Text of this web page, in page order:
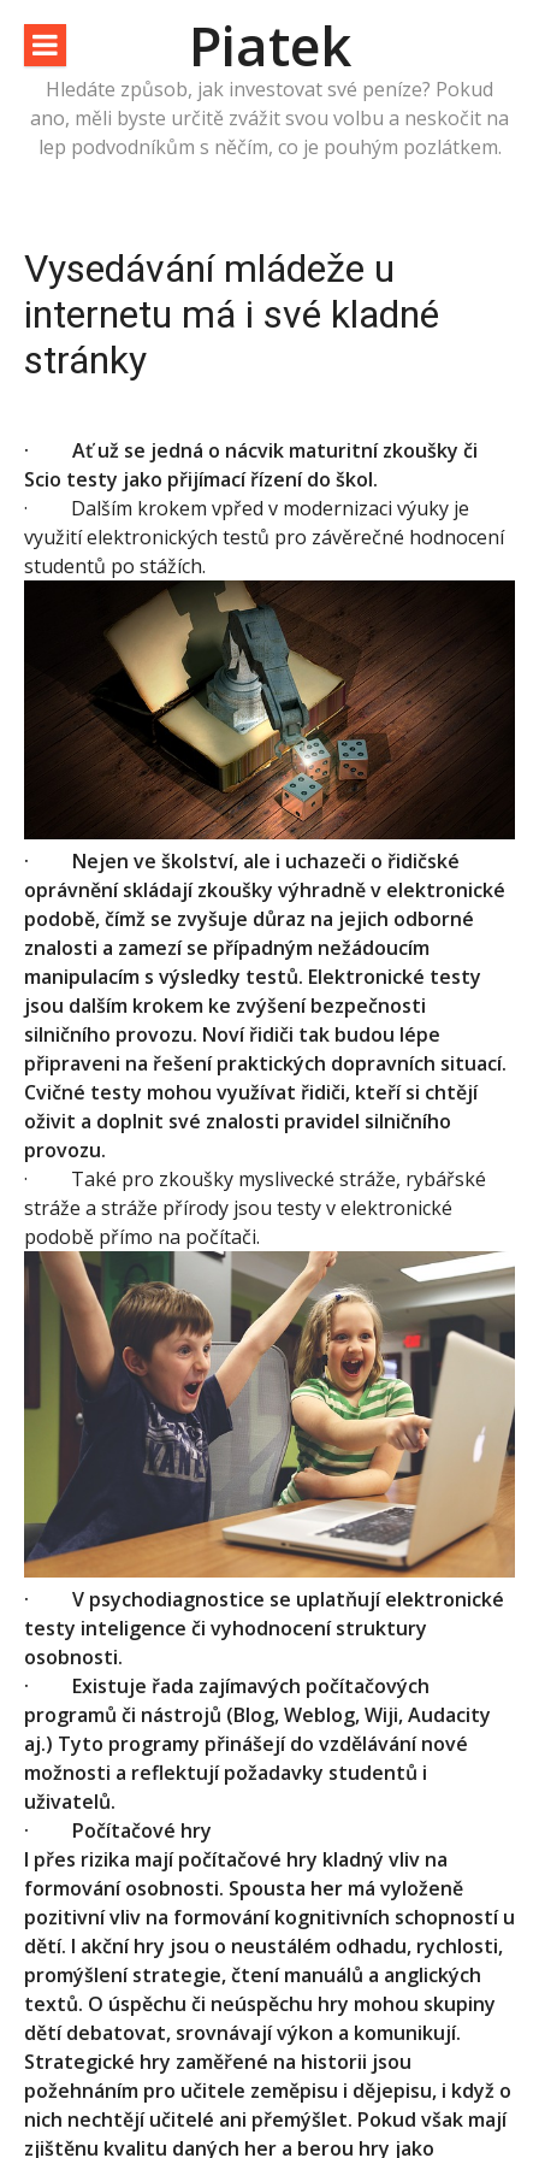
obsah
Piatek
Hledáte způsob, jak investovat své peníze? Pokud
ano, měli byste určitě zvážit svou volbu a neskočit na
lep podvodníkům s něčím, co je pouhým pozlátkem.
Vysedávání mládeže u
internetu má i své kladné
stránky
· Ať už se jedná o nácvik maturitní zkoušky či
Scio testy jako přijímací řízení do škol.
· Dalším krokem vpřed v modernizaci výuky je
využití elektronických testů pro závěrečné hodnocení
studentů po stážích.
· Nejen ve školství, ale i uchazeči o řidičské
oprávnění skládají zkoušky výhradně v elektronické
podobě, čímž se zvyšuje důraz na jejich odborné
znalosti a zamezí se případným nežádoucím
manipulacím s výsledky testů. Elektronické testy
jsou dalším krokem ke zvýšení bezpečnosti
silničního provozu. Noví řidiči tak budou lépe
připraveni na řešení praktických dopravních situací.
Cvičné testy mohou využívat řidiči, kteří si chtějí
oživit a doplnit své znalosti pravidel silničního
provozu.
· Také pro zkoušky myslivecké stráže, rybářské
stráže a stráže přírody jsou testy v elektronické
podobě přímo na počítači.
· V psychodiagnostice se uplatňují elektronické
testy inteligence či vyhodnocení struktury
osobnosti.
· Existuje řada zajímavých počítačových
programů či nástrojů (Blog, Weblog, Wiji, Audacity
aj.) Tyto programy přinášejí do vzdělávání nové
možnosti a reflektují požadavky studentů i
uživatelů.
· Počítačové hry
I přes rizika mají počítačové hry kladný vliv na
formování osobnosti. Spousta her má vyloženě
pozitivní vliv na formování kognitivních schopností u
dětí. I akční hry jsou o neustálém odhadu, rychlosti,
promýšlení strategie, čtení manuálů a anglických
textů. O úspěchu či neúspěchu hry mohou skupiny
dětí debatovat, srovnávají výkon a komunikují.
Strategické hry zaměřené na historii jsou
požehnáním pro učitele zeměpisu i dějepisu, i když o
nich nechtějí učitelé ani přemýšlet. Pokud však mají
zjištěnu kvalitu daných her a berou hry jako